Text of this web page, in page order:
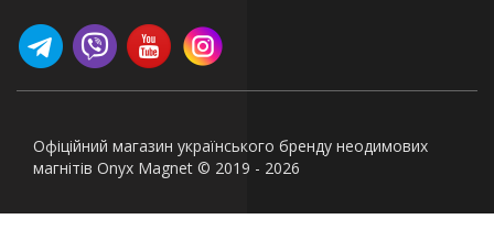
Офіційний магазин українського бренду неодимових
магнітів Onyx Magnet © 2019 - 2026